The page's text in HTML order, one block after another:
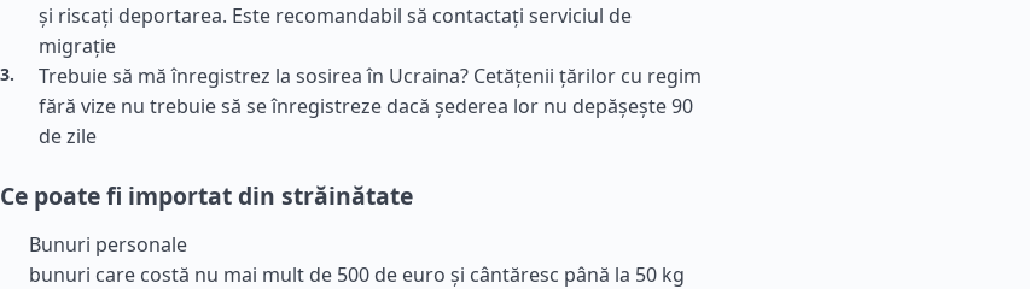
și riscați deportarea. Este recomandabil să contactați serviciul de
migrație
Trebuie să mă înregistrez la sosirea în Ucraina? Cetățenii țărilor cu regim
fără vize nu trebuie să se înregistreze dacă șederea lor nu depășește 90
de zile
Ce poate fi importat din străinătate
Bunuri personale
bunuri care costă nu mai mult de 500 de euro și cântăresc până la 50 kg